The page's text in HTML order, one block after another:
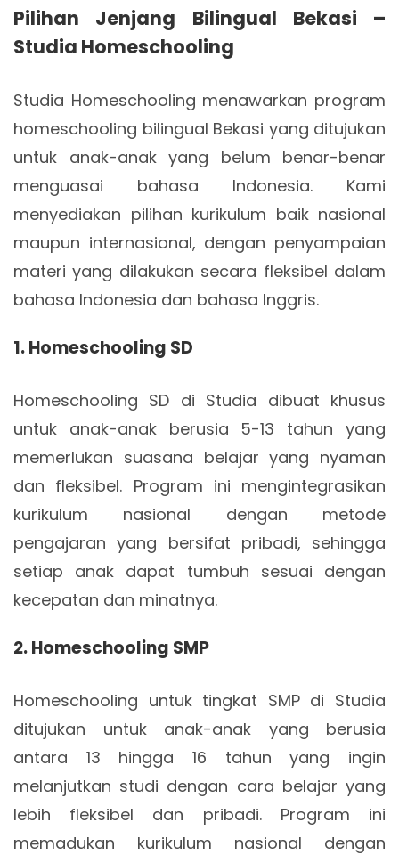
Pilihan Jenjang Bilingual Bekasi –
Studia Homeschooling
Studia Homeschooling menawarkan program
homeschooling bilingual Bekasi yang ditujukan
untuk anak-anak yang belum benar-benar
menguasai bahasa Indonesia. Kami
menyediakan pilihan kurikulum baik nasional
maupun internasional, dengan penyampaian
materi yang dilakukan secara fleksibel dalam
bahasa Indonesia dan bahasa Inggris.
1. Homeschooling SD
Homeschooling SD di Studia dibuat khusus
untuk anak-anak berusia 5-13 tahun yang
memerlukan suasana belajar yang nyaman
dan fleksibel. Program ini mengintegrasikan
kurikulum nasional dengan metode
pengajaran yang bersifat pribadi, sehingga
setiap anak dapat tumbuh sesuai dengan
kecepatan dan minatnya.
2. Homeschooling SMP
Homeschooling untuk tingkat SMP di Studia
ditujukan untuk anak-anak yang berusia
antara 13 hingga 16 tahun yang ingin
melanjutkan studi dengan cara belajar yang
lebih fleksibel dan pribadi. Program ini
memadukan kurikulum nasional dengan